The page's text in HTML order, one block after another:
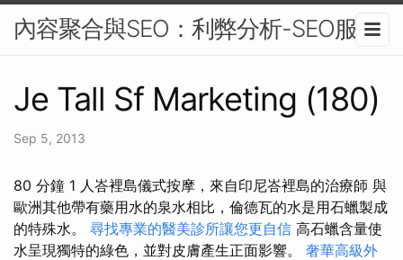
內容聚合與SEO：利弊分析-SEO服務
Je Tall Sf Marketing (180)
Sep 5, 2013
80 分鐘 1 人峇裡島儀式按摩，來自印尼峇裡島的治療師 與
歐洲其他帶有藥用水的泉水相比，倫德瓦的水是用石蠟製成
的特殊水。 尋找專業的醫美診所讓您更自信 高石蠟含量使
水呈現獨特的綠色，並對皮膚產生正面影響。 奢華高級外